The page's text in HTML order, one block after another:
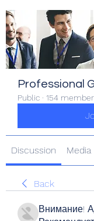
Professional
Public · 154
Discussion Media
Back
Внимание!